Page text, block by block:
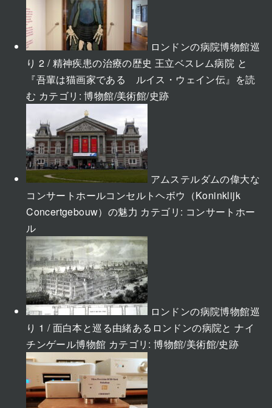
ロンドンの病院博物館巡
り 2 / 精神疾患の治療の歴史 王立ベスレム病院 と
『吾輩は猫画家である ルイス・ウェイン伝』を読
む カテゴリ:博物館/美術館/史跡
アムステルダムの偉大な
コンサートホールコンセルトヘボウ（Koninklijk
Concertgebouw）の魅力 カテゴリ: コンサートホー
ル
ロンドンの病院博物館巡
り 1 / 面白本と巡る由緒あるロンドンの病院と ナイ
チンゲール博物館 カテゴリ:博物館/美術館/史跡